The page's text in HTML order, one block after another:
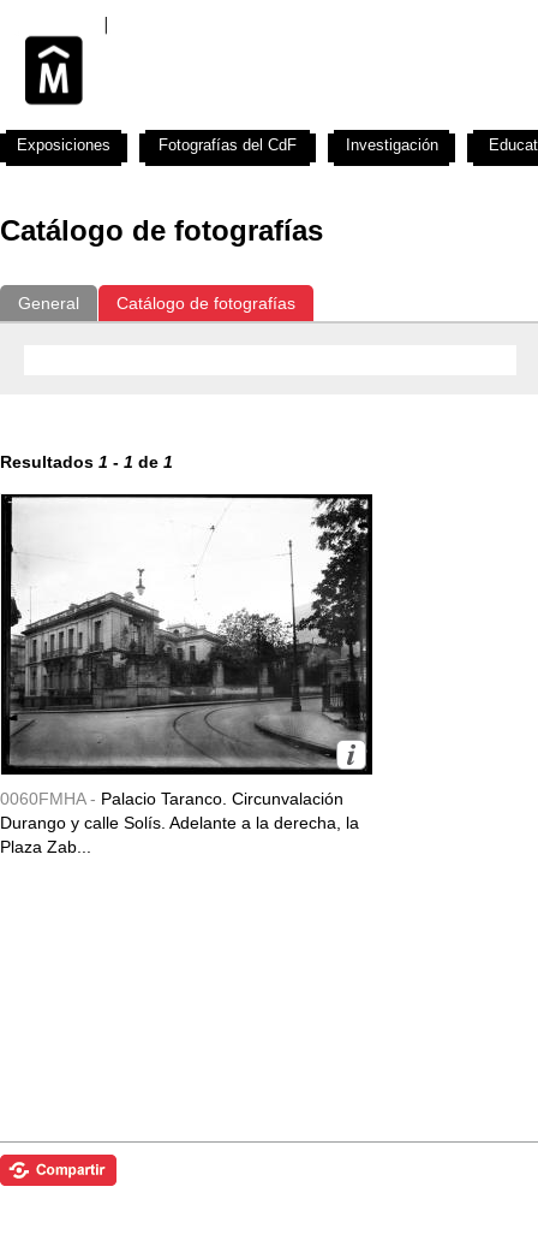
Catálogo de fotografías
General Catálogo de fotografías
Resultados 1 - 1 de 1
0060FMHA - Palacio Taranco. Circunvalación
Durango y calle Solís. Adelante a la derecha, la
Plaza Zab...
Exposiciones Fotografías del CdF Investigación